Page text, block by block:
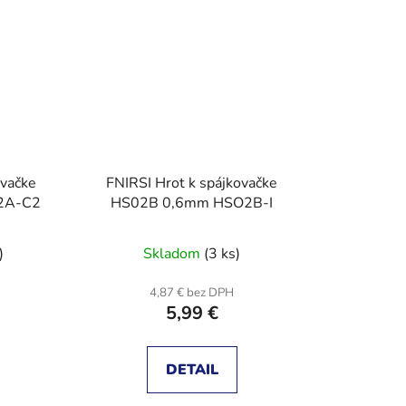
C2
FNIRSI Hrot k spájkovačke
HS02B 0,6mm HSO2B-I
Skladom (3 ks)
4,87 € bez DPH
5,99 €
DETAIL